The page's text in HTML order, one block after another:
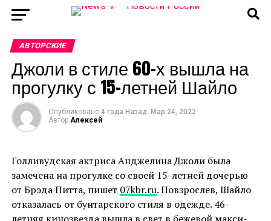
АВТОРСКИЕ
Джоли в стиле 60-х вышла на
прогулку с 15-летней Шайло
Опубликовано 4 года Назад
Мар 24, 2022
Автор Алексей
Голливудская актриса Анджелина Джоли была
замечена на прогулке со своей 15-летней дочерью
от Брэда Питта, пишет 07kbr.ru. Повзрослев, Шайло
отказалась от бунтарского стиля в одежде. 46-